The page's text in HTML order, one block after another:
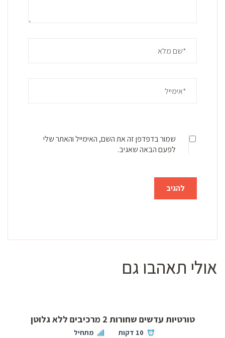
שמור בדפדפן זה את השם, האימייל והאתר שלי
לפעם הבאה שאגיב.
אולי תאהבו גם
טורטיות עדשים שחורות 2 מרכיבים ללא גלוטן
10 דקות מתחיל